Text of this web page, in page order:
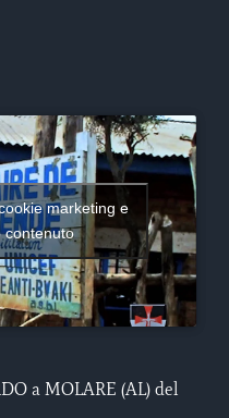
marketing e
contenuto
a MOLARE (AL) del